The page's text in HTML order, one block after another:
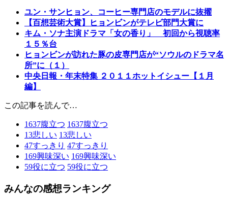
ユン・サンヒョン、コーヒー専門店のモデルに抜擢
【百想芸術大賞】ヒョンビンがテレビ部門大賞に
キム・ソナ主演ドラマ「女の香り」 初回から視聴率
１５％台
ヒョンビンが訪れた豚の皮専門店が“ソウルのドラマ名
所”に（１）
中央日報・年末特集 ２０１１ホットイシュー【１月
編】
この記事を読んで…
1637腹立つ 1637腹立つ
13悲しい 13悲しい
47すっきり 47すっきり
169興味深い 169興味深い
59役に立つ 59役に立つ
みんなの感想ランキング